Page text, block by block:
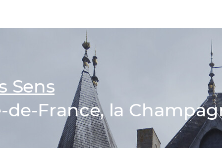
Sens
de-France, la